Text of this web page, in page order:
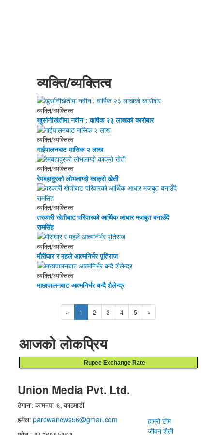
व्यक्ति/व्यक्तित्व
व्यक्ति/व्यक्तित्व
खुर्सानीखेतीमा नवीन : वार्षिक २३ लाखको कारोबार
व्यक्ति/व्यक्तित्व
गाईपालनबाट मासिक २ लाख
व्यक्ति/व्यक्तित्व
रेमबहादुरको लोभलाग्दो काक्रो खेती
व्यक्ति/व्यक्तित्व
तरकारी खेतीबाट परिवारको आर्थिक आधार मजबुत बनाउँदै
रामसिंह
व्यक्ति/व्यक्तित्व
मौरीघार र महले आत्मनिर्भर पृतिराज
व्यक्ति/व्यक्तित्व
माछापालनबाट आत्मनिर्भर बन्दै शैलेन्द्र
« 1 2 3 4 5 »
आजको लोकप्रिय
Rupee Exchange Rate
Union Media Pvt. Ltd.
ठेगाना: कामनपा-६, काठमाडौं
इमेल:parewanews56@gmail.com
हाम्रो टीम
जीवन शैली